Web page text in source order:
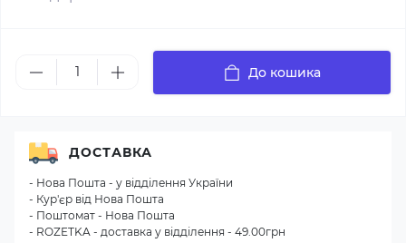
До кошика
ДОСТАВКА
- Нова Пошта - у відділення України
- Кур'єр від Нова Пошта
- Поштомат - Нова Пошта
- ROZETKA - доставка у відділення - 49.00грн